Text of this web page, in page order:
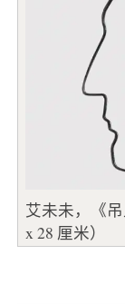
艾未未，《吊
x 28 厘米）